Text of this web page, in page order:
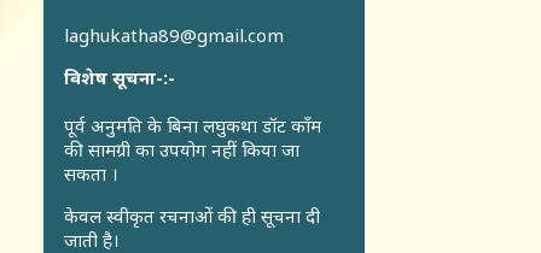
laghukatha89@gmail.com
विशेष सूचना-:-
पूर्व अनुमति के बिना लघुकथा डॉट कॉंम
की सामग्री का उपयोग नहीं किया जा
सकता ।
केवल स्वीकृत रचनाओं की ही सूचना दी
जाती है।